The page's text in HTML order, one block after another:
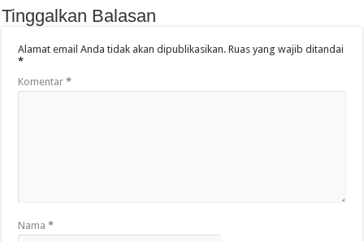
Tinggalkan Balasan
Alamat email Anda tidak akan dipublikasikan. Ruas yang wajib ditandai
*
Komentar*
Nama*